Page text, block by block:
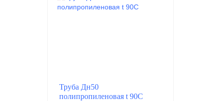
Труба Дн50
полипропиленовая t 90C